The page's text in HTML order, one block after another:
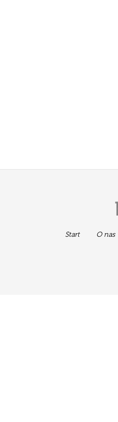
Start O nas